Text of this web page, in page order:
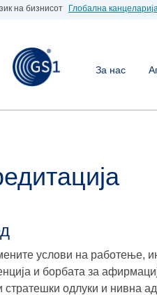
на бизнисот Глобална
За нас
услови на работење,
и борбата за
стратешки одлуки и нивна